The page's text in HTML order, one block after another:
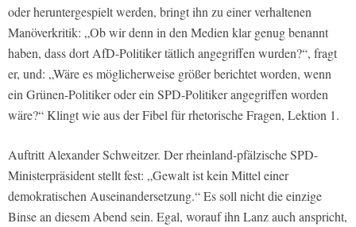
oder heruntergespielt werden, bringt ihn zu einer verhaltenen
Manöverkritik: „Ob wir denn in den Medien klar genug benannt
haben, dass dort AfD-Politiker tätlich angegriffen wurden?“, fragt
er, und: „Wäre es möglicherweise größer berichtet worden, wenn
ein Grünen-Politiker oder ein SPD-Politiker angegriffen worden
wäre?“ Klingt wie aus der Fibel für rhetorische Fragen, Lektion 1.
Auftritt Alexander Schweitzer. Der rheinland-pfälzische SPD-
Ministerpräsident stellt fest: „Gewalt ist kein Mittel einer
demokratischen Auseinandersetzung.“ Es soll nicht die einzige
Binse an diesem Abend sein. Egal, worauf ihn Lanz auch anspricht,